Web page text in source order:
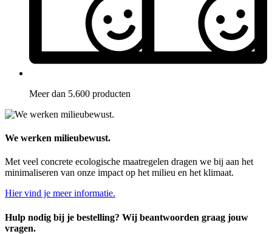
Meer dan 5.600 producten
We werken milieubewust.
Met veel concrete ecologische maatregelen dragen we bij aan het
minimaliseren van onze impact op het milieu en het klimaat.
Hier vind je meer informatie.
Hulp nodig bij je bestelling? Wij beantwoorden graag jouw
vragen.